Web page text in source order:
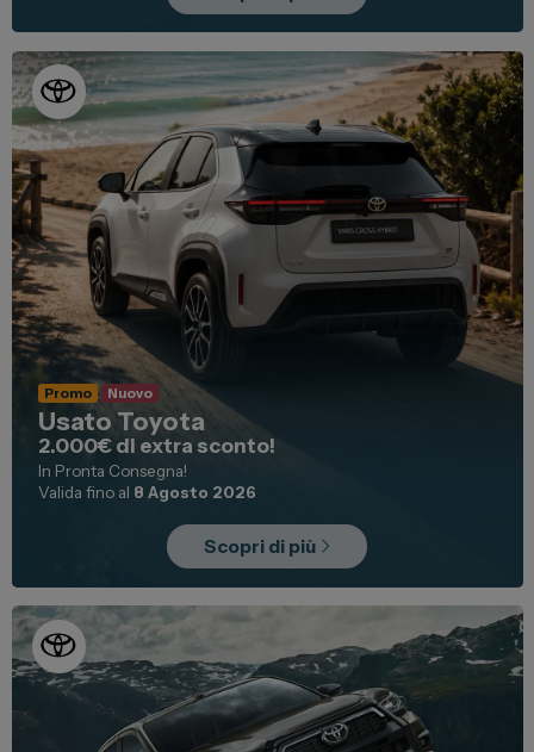
Promo Nuovo
Usato Toyota
2.000€ di extra sconto!
In Pronta Consegna!
Valida fino al 8 Agosto 2026
Scopri di più